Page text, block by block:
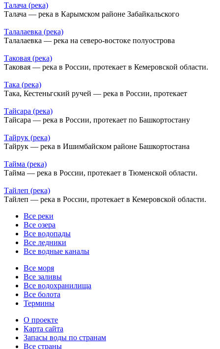
Талача (река)
Талача — река в Карымском районе Забайкальского
Талалаевка (река)
Талалаевка — река на северо-востоке полуострова
Таковая (река)
Таковая — река в России, протекает в Кемеровской области.
Така (река)
Така, Кестеньгский ручей — река в России, протекает
Тайсара (река)
Тайсара — река в России, протекает по Башкортостану
Тайрук (река)
Тайрук — река в Ишимбайском районе Башкортостана
Тайма (река)
Тайма — река в России, протекает в Тюменской области.
Тайлеп (река)
Тайлеп — река в России, протекает в Кемеровской области.
Все реки
Все озера
Все водопады
Все ледники
Все водные каналы
Все моря
Все заливы
Все водохранилища
Все болота
Термины
О проекте
Карта сайта
Запасы воды по странам
Все страны